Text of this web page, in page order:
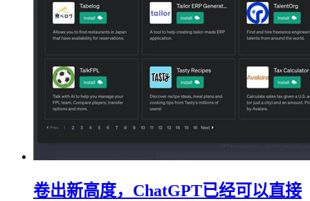
卷出新高度，ChatGPT已经可以直接